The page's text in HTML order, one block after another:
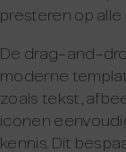
presteren op alle
De drag-and-
moderne
zoals tekst,
iconen
kennis. Dit